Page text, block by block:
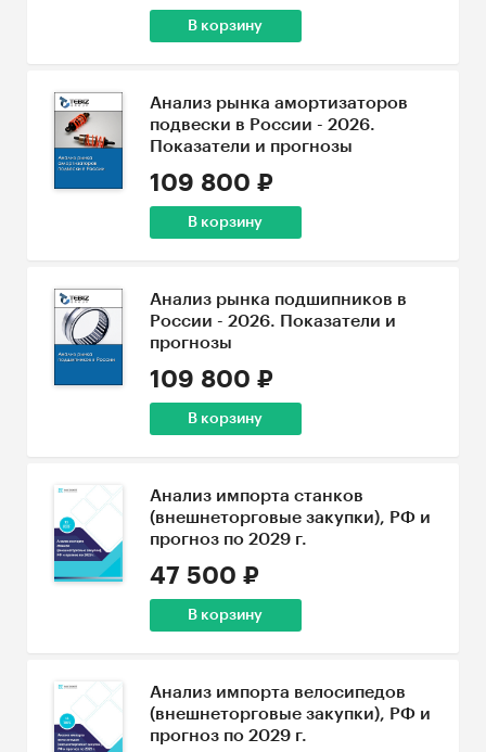
В корзину
Анализ рынка амортизаторов
подвески в России - 2026.
Показатели и прогнозы
109 800 ₽
В корзину
Анализ рынка подшипников в
России - 2026. Показатели и
прогнозы
109 800 ₽
В корзину
Анализ импорта станков
(внешнеторговые закупки), РФ и
прогноз по 2029 г.
47 500 ₽
В корзину
Анализ импорта велосипедов
(внешнеторговые закупки), РФ и
прогноз по 2029 г.